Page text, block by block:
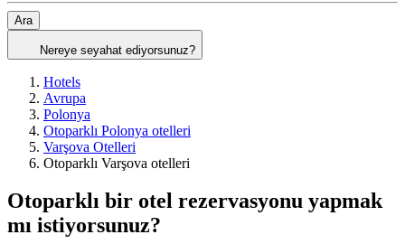
Ara
Nereye seyahat ediyorsunuz?
Hotels
Avrupa
Polonya
Otoparklı Polonya otelleri
Varşova Otelleri
Otoparklı Varşova otelleri
Otoparklı bir otel rezervasyonu yapmak
mı istiyorsunuz?